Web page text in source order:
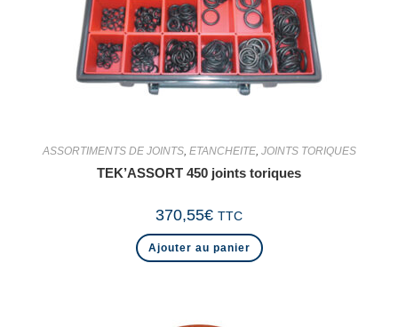
ASSORTIMENTS DE JOINTS, ETANCHEITE, JOINTS TORIQUES
TEK’ASSORT 450 joints toriques
370,55€ TTC
Ajouter au panier